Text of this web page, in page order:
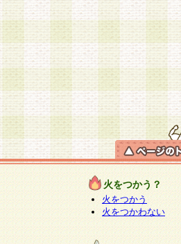
火をつかう？
火をつかう
火をつかわない